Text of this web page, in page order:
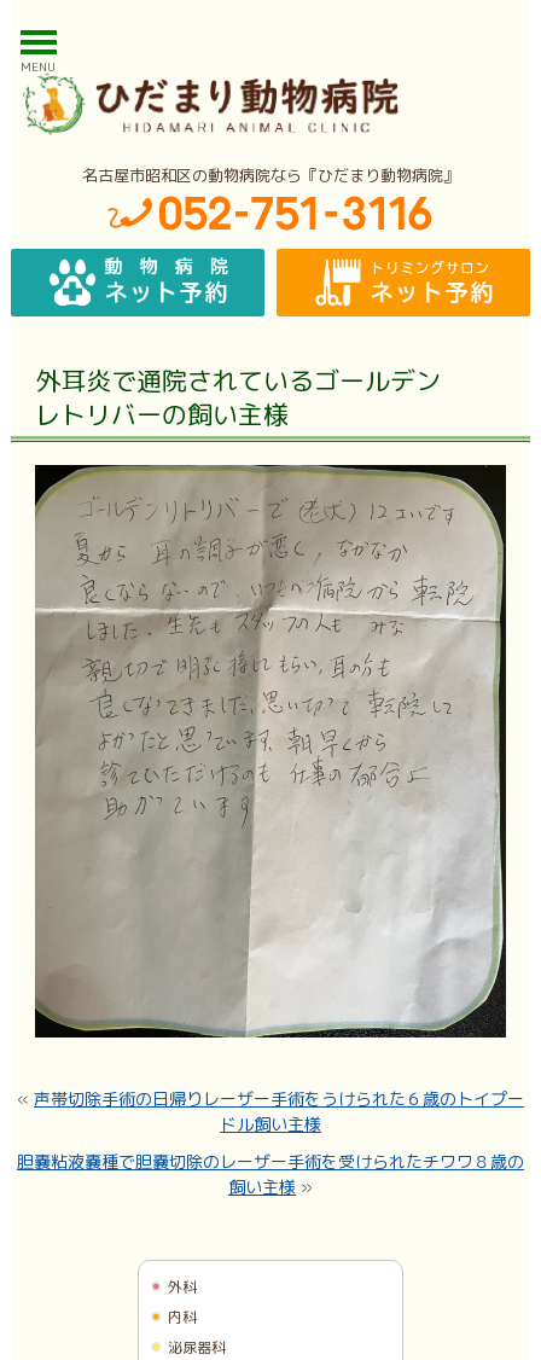
MENU
名古屋市昭和区の動物病院なら『ひだまり動物病院』
外耳炎で通院されているゴールデン
レトリバーの飼い主様
« 声帯切除手術の日帰りレーザー手術をうけられた６歳のトイプー
ドル飼い主様
胆嚢粘液嚢種で胆嚢切除のレーザー手術を受けられたチワワ８歳の
飼い主様 »
外科
内科
泌尿器科